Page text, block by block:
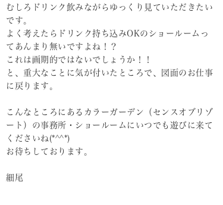
むしろドリンク飲みながらゆっくり見ていただきたい
です。
よく考えたらドリンク持ち込みOKのショールームっ
てあんまり無いですよね！？
これは画期的ではないでしょうか！！
と、重大なことに気が付いたところで、図面のお仕事
に戻ります。
こんなところにあるカラーガーデン（センスオブリゾ
ート）の事務所・ショールームにいつでも遊びに来て
くださいね(*^^*)
お待ちしております。
細尾